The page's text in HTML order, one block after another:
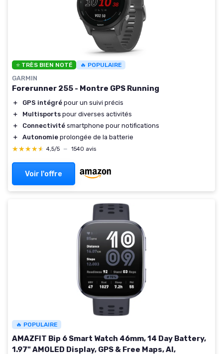
⭐ TRÈS BIEN NOTÉ 🔥 POPULAIRE
GARMIN
Forerunner 255 - Montre GPS Running
＋ GPS intégré pour un suivi précis
＋
Multisports pour diverses activités
＋
Connectivité smartphone pour notifications
＋
Autonomie prolongée de la batterie
★★★★★
★★★★★ 4,5/5 — 1540 avis
Voir l'offre
🔥 POPULAIRE
AMAZFIT Bip 6 Smart Watch 46mm, 14 Day Battery,
1.97" AMOLED Display, GPS & Free Maps, AI,